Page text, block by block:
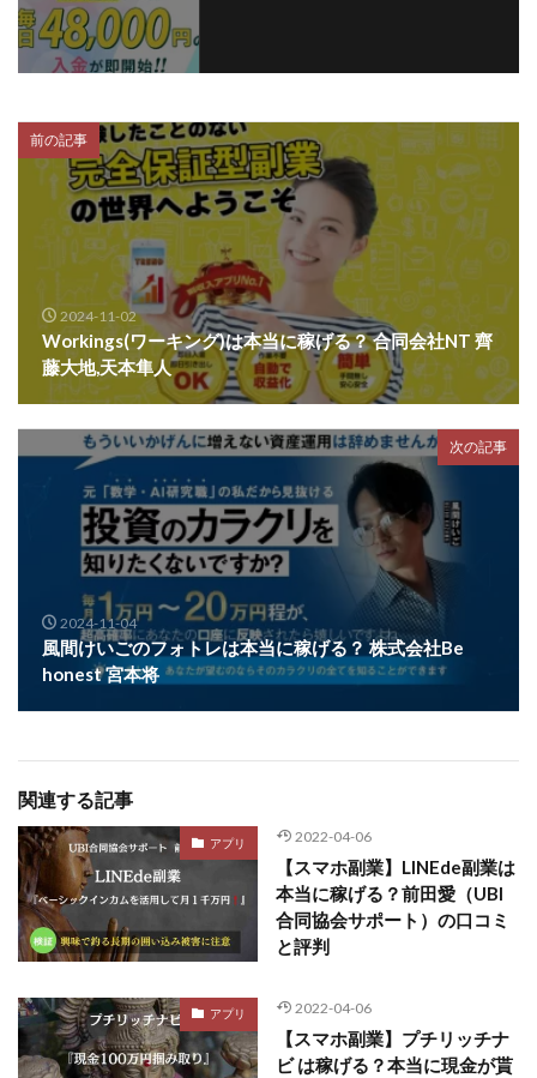
前の記事
2024-11-02
Workings(ワーキング)は本当に稼げる？ 合同会社NT 齊
藤大地,天本隼人
次の記事
2024-11-04
風間けいごのフォトレは本当に稼げる？ 株式会社Be
honest 宮本将
関連する記事
アプリ 2022-04-06
【スマホ副業】LINEde副業は
本当に稼げる？前田愛（UBI
合同協会サポート）の口コミ
と評判
アプリ 2022-04-06
【スマホ副業】プチリッチナ
ビ は稼げる？本当に現金が貰